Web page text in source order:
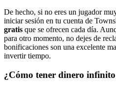
De hecho, si no eres un jugador
iniciar sesión en tu cuenta de
gratis que se ofrecen cada día.
para otro momento, no dejes de
bonificaciones son una excelente
invertir tiempo.
¿Cómo tener dinero